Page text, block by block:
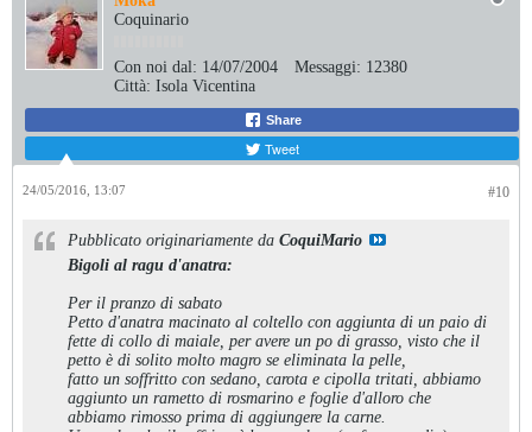
Coquinario
Con noi dal: 14/07/2004 Messaggi: 12380
Città: Isola Vicentina
Share
Tweet
#10
24/05/2016, 13:07
Pubblicato originariamente da CoquiMario
Bigoli al ragu d'anatra:
Per il pranzo di sabato
Petto d'anatra macinato al coltello con aggiunta di un paio di
fette di collo di maiale, per avere un po di grasso, visto che il
petto è di solito molto magro se eliminata la pelle,
fatto un soffritto con sedano, carota e cipolla tritati, abbiamo
aggiunto un rametto di rosmarino e foglie d'alloro che
abbiamo rimosso prima di aggiungere la carne.